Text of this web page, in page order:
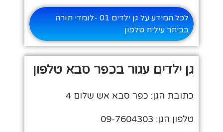
לכל המידע על גן ילדים 01 -לומדי תורה
בביתר עילית טלפון
גן ילדים עגור בכפר סבא טלפון
כתובת הגן: כפר סבא אש שלום 4
טלפון הגן: 09-7604303